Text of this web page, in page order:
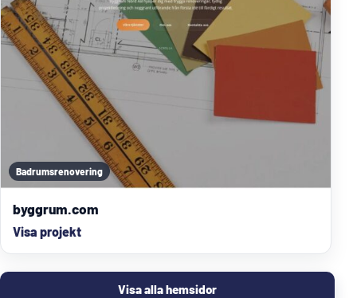
Badrumsrenovering
byggrum.com
Visa projekt
Visa alla hemsidor